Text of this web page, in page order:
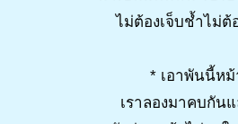
ไม่ต้องเจ็บช้ำไม่ต้
* เอาพันนี้หม้
เราลองมาคบกัน